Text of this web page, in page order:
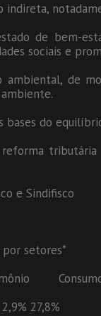
indireta,
de bem-
sociais e
ambiental, de
bases do
reforma
e Sindifisco
setores*
2,9% 27,8%